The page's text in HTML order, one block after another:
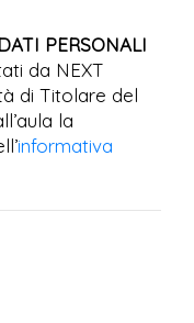
PERSONALI
da NEXT
di Titolare del
la
informativa